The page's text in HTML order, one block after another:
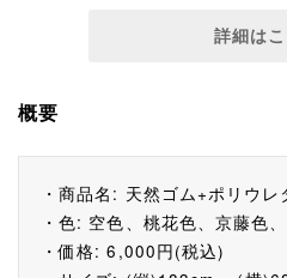
詳細は
概要
・商品名: 天然ゴム+ポリウレ
・色: 空色、桃花色、京藤色
・価格: 6,000円(税込)